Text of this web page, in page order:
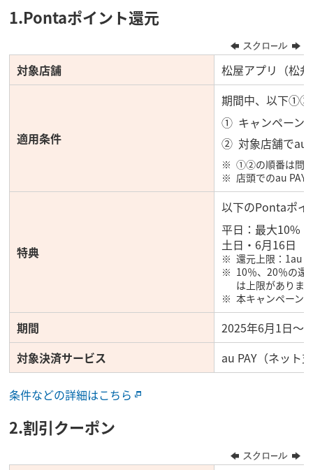
1.Pontaポイント還元
対象店舗 松屋アプリ（松
適用条件
期間中、以下①②
キャンペーン
対象店舗でau
①②の順番は問
店頭でのau PAY
特典
以下のPontaポイ
平日：最大10%
土日・6月16日
還元上限：1au
10％、20％の還
は上限がありま
本キャンペーン
期間
2025年6月1日～
対象決済サービス
au PAY（ネット
条件などの詳細はこちら
2.割引クーポン